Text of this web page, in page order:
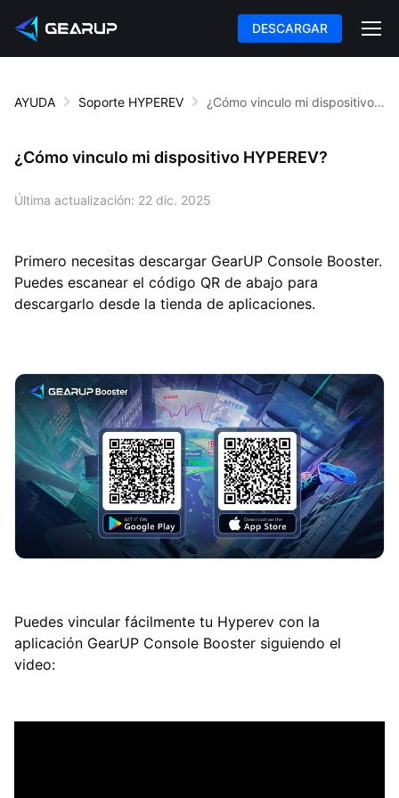
DESCARGAR
AYUDA Soporte HYPEREV ¿Cómo vinculo mi dispositivo HYPEREV?
¿Cómo vinculo mi dispositivo HYPEREV?
Última actualización: 22 dic. 2025
Primero necesitas descargar GearUP Console Booster.
Puedes escanear el código QR de abajo para
descargarlo desde la tienda de aplicaciones.
Puedes vincular fácilmente tu Hyperev con la
aplicación GearUP Console Booster siguiendo el
video: